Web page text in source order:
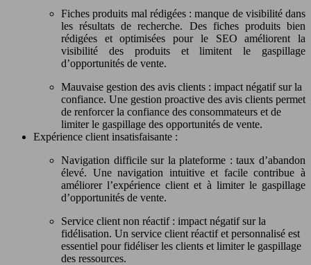
Fiches produits mal rédigées : manque de visibilité dans
les résultats de recherche. Des fiches produits bien
rédigées et optimisées pour le SEO améliorent la
visibilité des produits et limitent le gaspillage
d’opportunités de vente.
Mauvaise gestion des avis clients : impact négatif sur la
confiance. Une gestion proactive des avis clients permet
de renforcer la confiance des consommateurs et de
limiter le gaspillage des opportunités de vente.
Expérience client insatisfaisante :
Navigation difficile sur la plateforme : taux d’abandon
élevé. Une navigation intuitive et facile contribue à
améliorer l’expérience client et à limiter le gaspillage
d’opportunités de vente.
Service client non réactif : impact négatif sur la
fidélisation. Un service client réactif et personnalisé est
essentiel pour fidéliser les clients et limiter le gaspillage
des ressources.